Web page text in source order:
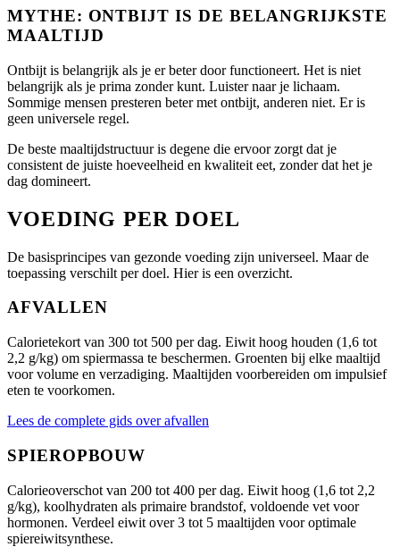
MYTHE: ONTBIJT IS DE BELANGRIJKSTE
MAALTIJD
Ontbijt is belangrijk als je er beter door functioneert. Het is niet
belangrijk als je prima zonder kunt. Luister naar je lichaam.
Sommige mensen presteren beter met ontbijt, anderen niet. Er is
geen universele regel.
De beste maaltijdstructuur is degene die ervoor zorgt dat je
consistent de juiste hoeveelheid en kwaliteit eet, zonder dat het je
dag domineert.
VOEDING PER DOEL
De basisprincipes van gezonde voeding zijn universeel. Maar de
toepassing verschilt per doel. Hier is een overzicht.
AFVALLEN
Calorietekort van 300 tot 500 per dag. Eiwit hoog houden (1,6 tot
2,2 g/kg) om spiermassa te beschermen. Groenten bij elke maaltijd
voor volume en verzadiging. Maaltijden voorbereiden om impulsief
eten te voorkomen.
Lees de complete gids over afvallen
SPIEROPBOUW
Calorieoverschot van 200 tot 400 per dag. Eiwit hoog (1,6 tot 2,2
g/kg), koolhydraten als primaire brandstof, voldoende vet voor
hormonen. Verdeel eiwit over 3 tot 5 maaltijden voor optimale
spiereiwitsynthese.